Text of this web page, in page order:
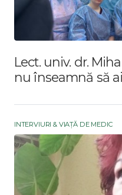
Lect. univ. dr.
nu înseamnă să
INTERVIURI & VIAȚĂ DE MEDIC